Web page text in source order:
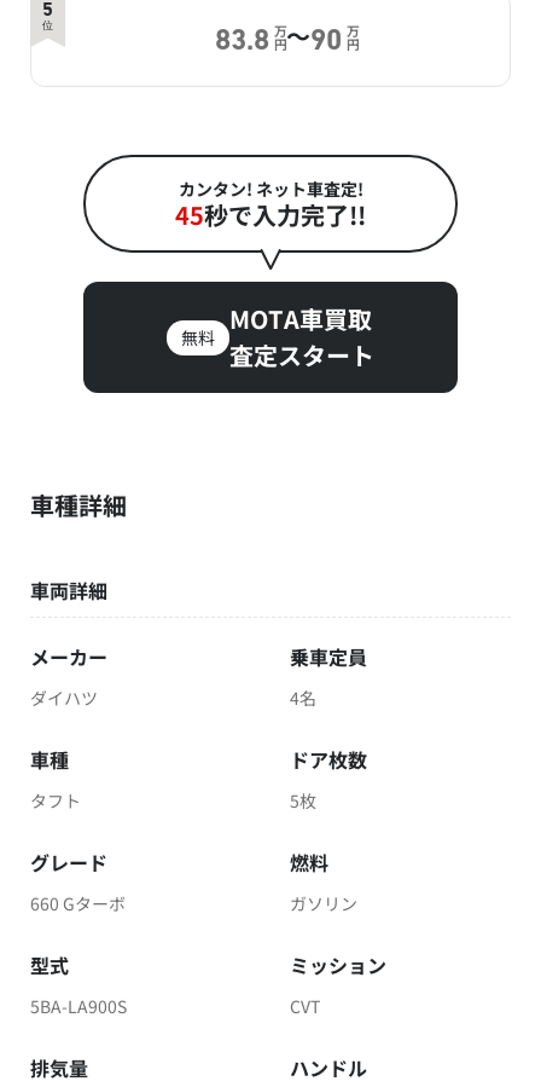
5
位
83.8 万
円～90 万
円
カンタン! ネット車査定!
45秒で入力完了!!
無料
MOTA車買取
査定スタート
車種詳細
車両詳細
メーカー
ダイハツ
乗車定員
4名
車種
タフト
ドア枚数
5枚
グレード
660 Gターボ
燃料
ガソリン
型式
5BA-LA900S
ミッション
CVT
排気量 ハンドル